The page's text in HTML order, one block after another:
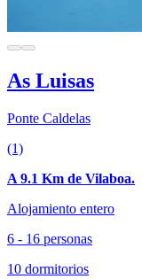
As Luisas
Ponte Caldelas
(1)
A 9.1 Km de Vilaboa.
Alojamiento entero
6 - 16 personas
10 dormitorios